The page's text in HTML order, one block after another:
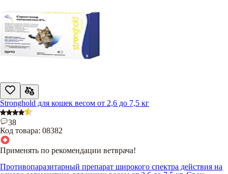
Stronghold для кошек весом от 2,6 до 7,5 кг
38
Код товара: 08382
Применять по рекомендации ветврача!
Противопаразитарный препарат широкого спектра действия на